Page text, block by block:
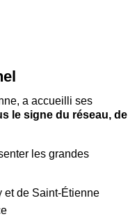
a accueilli ses
le signe du réseau, de
les grandes
et de Saint-Étienne